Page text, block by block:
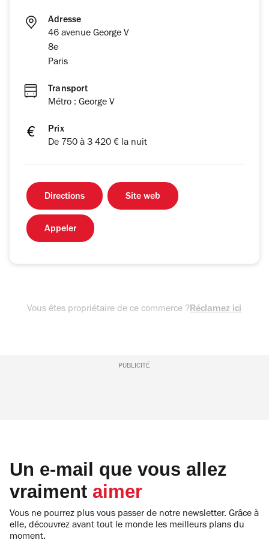
Adresse
46 avenue George V
8e
Paris
Transport
Métro : George V
Prix
De 750 à 3 420 € la nuit
Directions Site web
Appeler
Vous êtes propriétaire de ce commerce ?Réclamez ici
PUBLICITÉ
Un e-mail que vous allez
vraiment aimer
Vous ne pourrez plus vous passer de notre newsletter. Grâce à
elle, découvrez avant tout le monde les meilleurs plans du
moment.